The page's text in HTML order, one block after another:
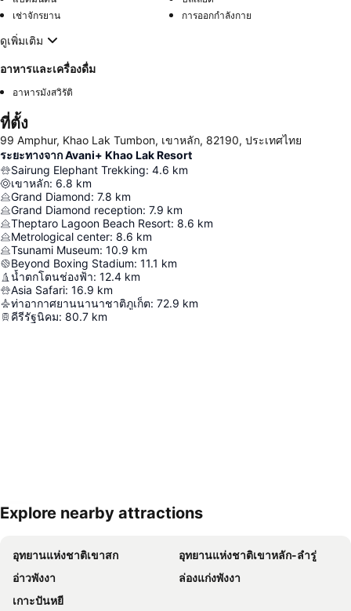
เช่าจักรยาน
การออกกำลังกาย
ดูเพิ่มเติม
อาหารและเครื่องดื่ม
อาหารมังสวิรัติ
ที่ตั้ง
99 Amphur, Khao Lak Tumbon, เขาหลัก, 82190, ประเทศไทย
ระยะทางจาก Avani+ Khao Lak Resort
Sairung Elephant Trekking: 4.6 km
เขาหลัก: 6.8 km
Grand Diamond: 7.8 km
Grand Diamond reception: 7.9 km
Theptaro Lagoon Beach Resort: 8.6 km
Metrological center: 8.6 km
Tsunami Museum: 10.9 km
Beyond Boxing Stadium: 11.1 km
น้ำตกโตนช่องฟ้า: 12.4 km
Asia Safari: 16.9 km
ท่าอากาศยานนานาชาติภูเก็ต: 72.9 km
คีรีรัฐนิคม: 80.7 km
Explore nearby attractions
อุทยานแห่งชาติเขาสก
อุทยานแห่งชาติเขาหลัก-ลำรู่
อ่าวพังงา
ล่องแก่งพังงา
เกาะปันหยี